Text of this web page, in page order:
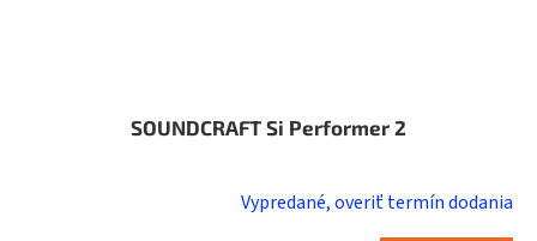
SOUNDCRAFT Si Performer 2
Vypredané, overiť termín dodania